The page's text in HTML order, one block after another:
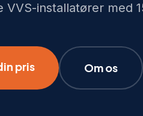
VVS-installatører med
pris Om os